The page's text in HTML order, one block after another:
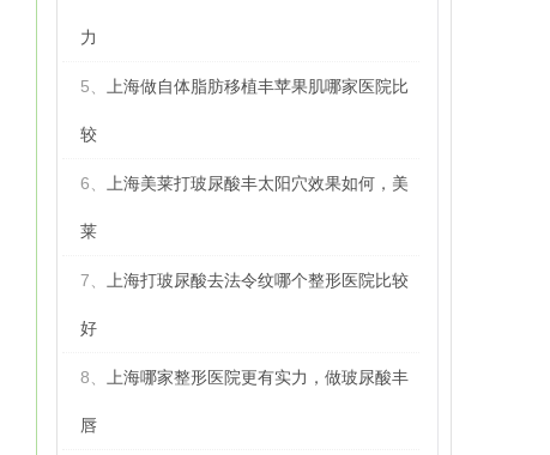
力
5、 上海做自体脂肪移植丰苹果肌哪家医院比
较
6、 上海美莱打玻尿酸丰太阳穴效果如何，美
莱
7、 上海打玻尿酸去法令纹哪个整形医院比较
好
8、 上海哪家整形医院更有实力，做玻尿酸丰
唇